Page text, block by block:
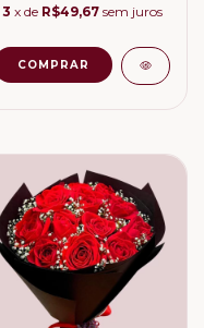
3 x de R$49,67 sem juros